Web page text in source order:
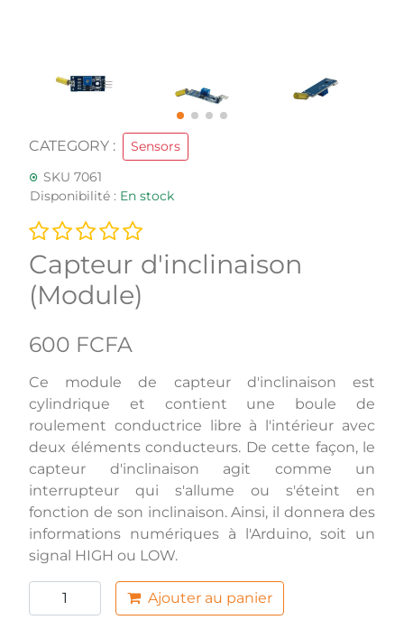
CATEGORY :
Sensors
SKU 7061
Disponibilité : En stock
Capteur d'inclinaison
(Module)
600 FCFA
Ce module de capteur d'inclinaison est
cylindrique et contient une boule de
roulement conductrice libre à l'intérieur avec
deux éléments conducteurs. De cette façon, le
capteur d'inclinaison agit comme un
interrupteur qui s'allume ou s'éteint en
fonction de son inclinaison. Ainsi, il donnera des
informations numériques à l'Arduino, soit un
signal HIGH ou LOW.
Ajouter au panier